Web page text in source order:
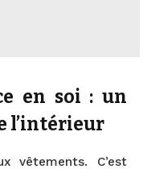
en soi : un
l’intérieur
vêtements. C’est